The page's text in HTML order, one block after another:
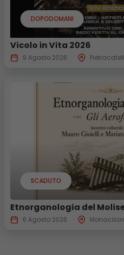
DOPODOMANI
Vicolo in Vita 2026
9 Agosto 2026
SCADUTO
Etnorganologia del
6 Agosto 2026